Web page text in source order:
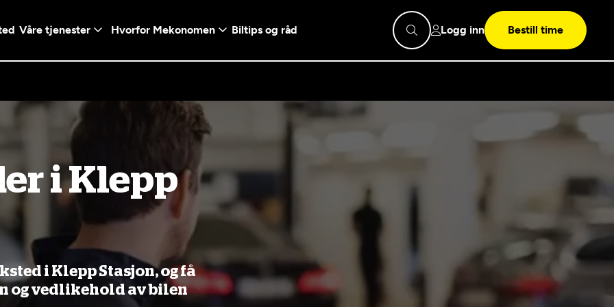
Våre tjenester
Diagnose/Feilsøking
Mekonomen Fleet
Hvorfor Mekonomen
valg
og fabrikkgaranti
Biltips og råd Logg inn Bestill time
konto ved å klikke på
Logg inn med Vipps
Telefonnummer
Norway
i Klepp
i Klepp Stasjon, og få
og vedlikehold av bilen